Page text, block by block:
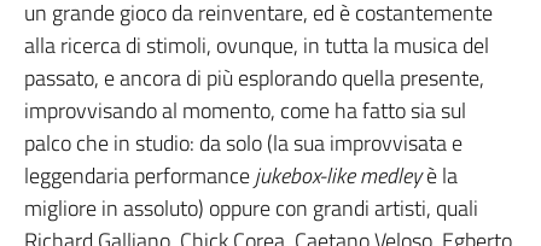
un grande gioco da reinventare, ed è costantemente
alla ricerca di stimoli, ovunque, in tutta la musica del
passato, e ancora di più esplorando quella presente,
improvvisando al momento, come ha fatto sia sul
palco che in studio: da solo (la sua improvvisata e
leggendaria performancejukebox-like medleyè la
migliore in assoluto) oppure con grandi artisti, quali